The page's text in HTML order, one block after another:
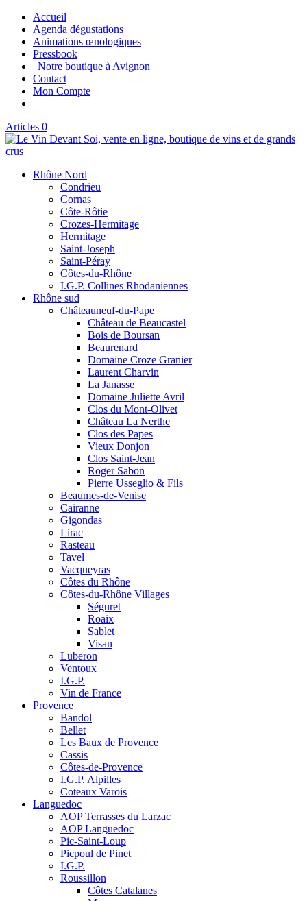
Accueil
Agenda dégustations
Animations œnologiques
Pressbook
| Notre boutique à Avignon |
Contact
Mon Compte
Articles 0
Rhône Nord
Condrieu
Cornas
Côte-Rôtie
Crozes-Hermitage
Hermitage
Saint-Joseph
Saint-Péray
Côtes-du-Rhône
I.G.P. Collines Rhodaniennes
Rhône sud
Châteauneuf-du-Pape
Château de Beaucastel
Bois de Boursan
Beaurenard
Domaine Croze Granier
Laurent Charvin
La Janasse
Domaine Juliette Avril
Clos du Mont-Olivet
Château La Nerthe
Clos des Papes
Vieux Donjon
Clos Saint-Jean
Roger Sabon
Pierre Usseglio & Fils
Beaumes-de-Venise
Cairanne
Gigondas
Lirac
Rasteau
Tavel
Vacqueyras
Côtes du Rhône
Côtes-du-Rhône Villages
Séguret
Roaix
Sablet
Visan
Luberon
Ventoux
I.G.P.
Vin de France
Provence
Bandol
Bellet
Les Baux de Provence
Cassis
Côtes-de-Provence
I.G.P. Alpilles
Coteaux Varois
Languedoc
AOP Terrasses du Larzac
AOP Languedoc
Pic-Saint-Loup
Picpoul de Pinet
I.G.P.
Roussillon
Côtes Catalanes